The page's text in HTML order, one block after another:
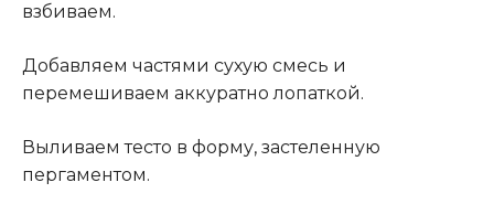
взбиваем.
Добавляем частями сухую смесь и
перемешиваем аккуратно лопаткой.
Выливаем тесто в форму, застеленную
пергаментом.